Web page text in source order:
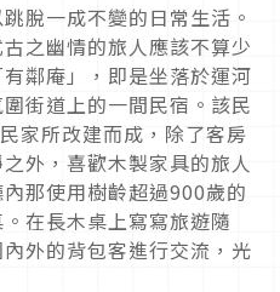
脫一成不變的日常生活。
之幽情的旅人應該不算少
鄰庵」，即是坐落於運河
街道上的一間民宿。該民
家所改建而成，除了客房
外，喜歡木製家具的旅人
那使用樹齡超過900歲的
在長木桌上寫寫旅遊隨
外的背包客進行交流，光